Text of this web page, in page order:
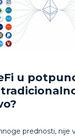
u
prednosti, nije